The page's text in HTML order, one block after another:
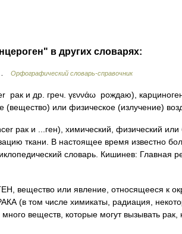
в других словарях:
Орфографический словарь-справочник
рак и др. греч. γεννάω рождаю),
или физическое (излучение)
рак и ...ген), химический, физический или
ткани. В настоящее время известно
словарь. Кишинев:
вещество или явление, относящееся к
(в том числе химикаты, радиация,
веществ, которые могут вызывать